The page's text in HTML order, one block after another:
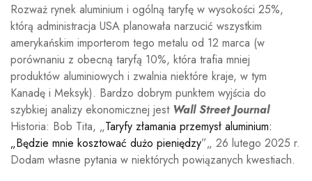
Rozważ rynek aluminium i ogólną taryfę w wysokości 25%,
którą administracja USA planowała narzucić wszystkim
amerykańskim importerom tego metalu od 12 marca (w
porównaniu z obecną taryfą 10%, która trafia mniej
produktów aluminiowych i zwalnia niektóre kraje, w tym
Kanadę i Meksyk). Bardzo dobrym punktem wyjścia do
szybkiej analizy ekonomicznej jest Wall Street Journal
Historia: Bob Tita, „Taryfy złamania przemysł aluminium:
„Będzie mnie kosztować dużo pieniędzy”„ 26 lutego 2025 r.
Dodam własne pytania w niektórych powiązanych kwestiach.